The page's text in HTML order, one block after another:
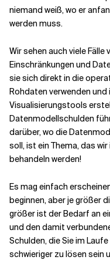
niemand weiß, wo er
werden muss.
Wir sehen auch viele Fälle
Einschränkungen und
sie sich direkt in die
Rohdaten verwenden und
Visualisierungstools
Datenmodellschulden
darüber, wo die
soll, ist ein Thema, das
behandeln werden!
Es mag einfach
beginnen, aber je größer
größer ist der Bedarf an
und den damit
Schulden, die Sie im
schwieriger zu lösen sein